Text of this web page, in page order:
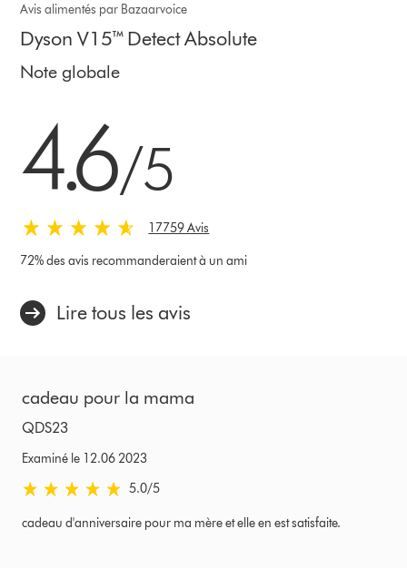
Avis alimentés par Bazaarvoice
Dyson V15™ Detect Absolute
Note globale
4.6/5
17759 Avis
72% des avis recommanderaient à un ami
Lire tous les avis
cadeau pour la mama
QDS23
Examiné le 12.06 2023
5.0 stars out of 5 from Examiné le 12.06 2023 Avis
5.0/5
cadeau d'anniversaire pour ma mère et elle en est satisfaite.